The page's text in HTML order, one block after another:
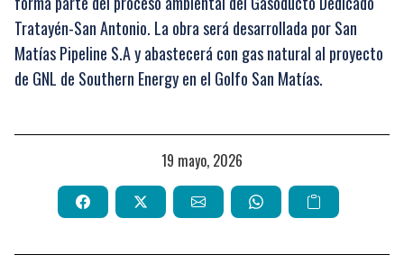
Tratayén-San Antonio. La obra será desarrollada por San
Matías Pipeline S.A y abastecerá con gas natural al proyecto
de GNL de Southern Energy en el Golfo San Matías.
19 mayo, 2026